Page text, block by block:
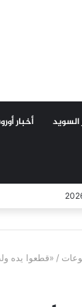
السويد أخبار
/ «قطعوا يده